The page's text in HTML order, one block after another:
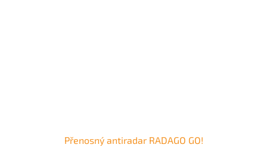
Přenosný antiradar RADAGO GO!